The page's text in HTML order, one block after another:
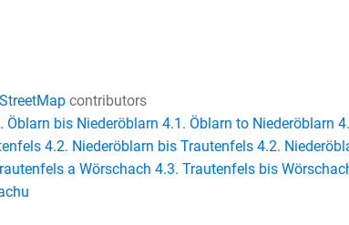
contributors
Öblarn bis Niederöblarn 4.1. Öblarn to Niederöblarn
4.2. Niederöblarn bis Trautenfels 4.2.
a Wörschach 4.3. Trautenfels bis